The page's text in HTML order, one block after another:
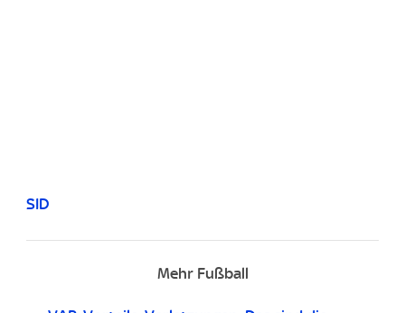
SID
Mehr Fußball